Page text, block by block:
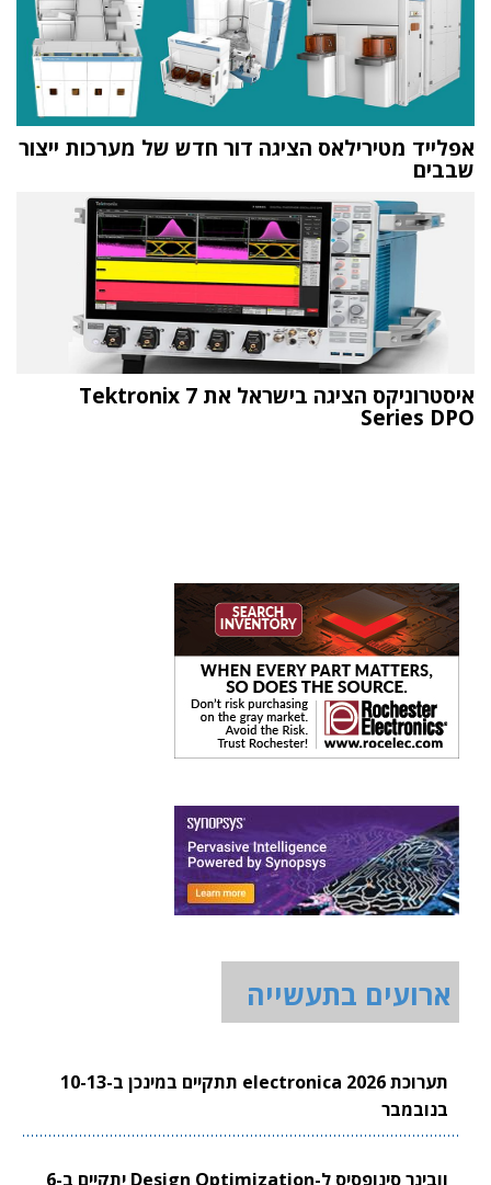
אפלייד מטירילאס הציגה דור חדש של מערכות ייצור
שבבים
איסטרוניקס הציגה בישראל את Tektronix 7
Series DPO
ארועים בתעשייה
תערוכת electronica 2026 תתקיים במינכן ב-10-13
בנובמבר
וובינר סינופסיס ל-Design Optimization יתקיים ב-6